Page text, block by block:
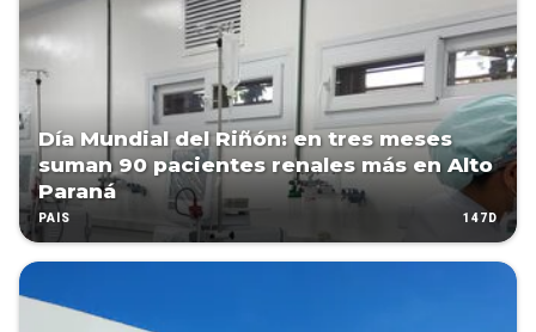
Día Mundial del Riñón: en tres meses
suman 90 pacientes renales más en Alto
Paraná
PAÍS 147D